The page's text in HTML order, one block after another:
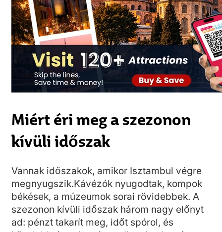
Miért éri meg a szezonon
kívüli időszak
Vannak időszakok, amikor Isztambul végre
megnyugszik.Kávézók nyugodtak, kompok
békések, a múzeumok sorai rövidebbek. A
szezonon kívüli időszak három nagy előnyt
ad: pénzt takarít meg, időt spórol, és